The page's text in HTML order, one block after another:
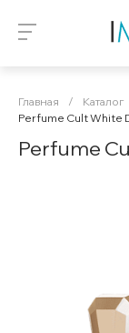
Главная / Каталог
Perfume Cult White
Perfume